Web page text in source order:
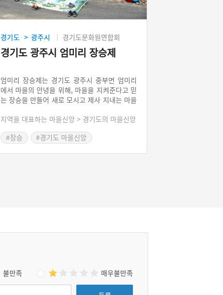
경기도 > 광주시 경기도문화원연합회
경기도 광주시 엄미리 장승제
엄미리 장승제는 경기도 광주시 중부면 엄미리
에서 마을의 안녕을 위해, 마을을 지켜준다고 믿
는 장승을 만들어 새로 모시고 제사 지내는 마을
이를 ‘엄미리 장승제’라고 한다. 장승제는 2년에
한 번, 보통 음력 2월 초에 지낸다.
지역을 대표하는 마을신앙 > 경기도의 마을신앙
#장승
#경기도 마을신앙
불만족 매우불만족